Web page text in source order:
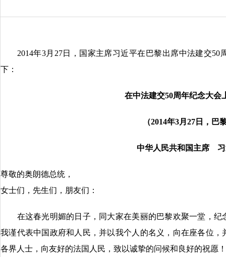
2014年3月27日，国家主席习近平在巴黎出席中法建交50
下：
在中法建交50周年纪念大会
（2014年3月27日，巴
中华人民共和国主席
尊敬的奥朗德总统，
女士们，先生们，朋友们：
在这春光明媚的日子，同大家在美丽的巴黎欢聚一堂，纪
我谨代表中国政府和人民，并以我个人的名义，向在座各位
各界人士，向友好的法国人民，致以诚挚的问候和良好的祝愿！